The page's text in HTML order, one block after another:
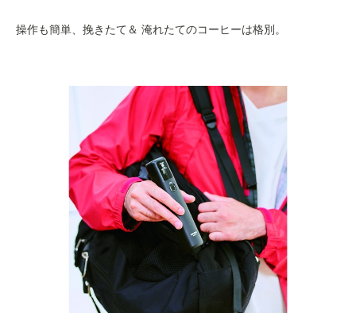
操作も簡単、挽きたて＆ 淹れたてのコーヒーは格別。